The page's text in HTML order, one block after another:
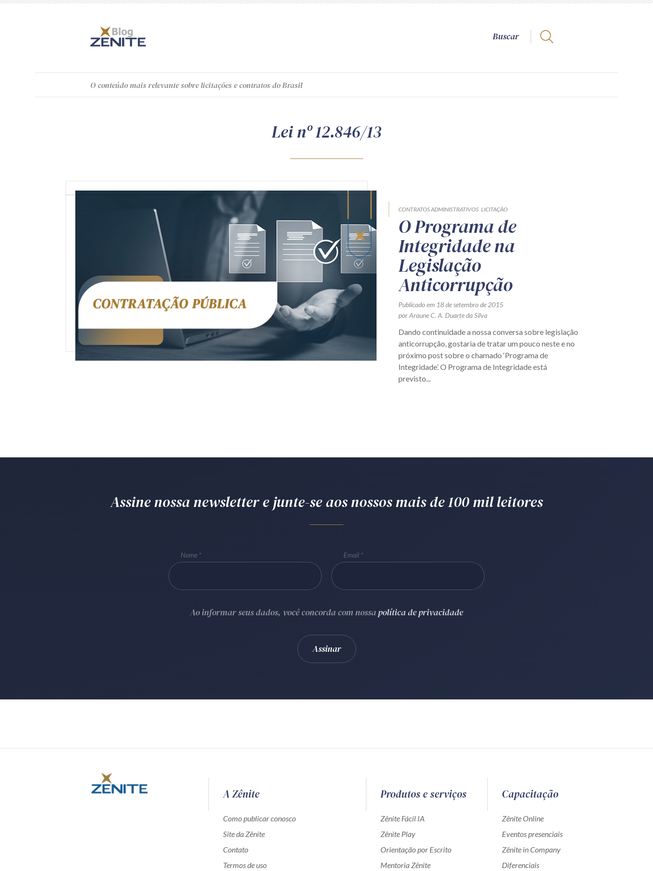
O conteúdomais relevante sobre licitações e contratos do Brasil
Lei nº 12.846/13
CONTRATOS ADMINISTRATIVOS LICITAÇÃO
O Programa de
Integridade na
Legislação
Anticorrupção
Publicado em 18 de setembro de 2015
por Araune C. A. Duarte da Silva
Dando continuidade a nossa conversa sobre legislação
anticorrupção, gostaria de tratar um pouco neste e no
próximo post sobre o chamado ‘Programa de
Integridade’. O Programa de Integridade está
previsto...
Assine nossa newsletter e junte-se aos nossos mais de 100 mil leitores
Nome Email
Ao informar seus dados, você concorda com nossapolítica de privacidade
A Zênite
Como publicar conosco
Site da Zênite
Contato
Termos de uso
Produtos e serviços
Zênite Fácil IA
Zênite Play
Orientação por Escrito
Mentoria Zênite
Capacitação
Zênite Online
Eventos presenciais
Zênite in Company
Diferenciais